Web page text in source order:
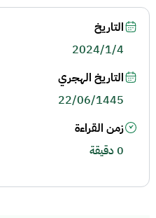
التاريخ
2024/1/4
التاريخ الهجري
22/06/1445
زمن القراءة
0 دقيقة